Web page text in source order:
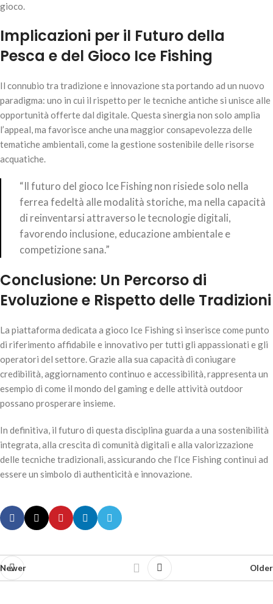
gioco.
Implicazioni per il Futuro della
Pesca e del Gioco Ice Fishing
Il connubio tra tradizione e innovazione sta portando ad un nuovo
paradigma: uno in cui il rispetto per le tecniche antiche si unisce alle
opportunità offerte dal digitale. Questa sinergia non solo amplia
l’appeal, ma favorisce anche una maggior consapevolezza delle
tematiche ambientali, come la gestione sostenibile delle risorse
acquatiche.
“Il futuro del gioco Ice Fishing non risiede solo nella
ferrea fedeltà alle modalità storiche, ma nella capacità
di reinventarsi attraverso le tecnologie digitali,
favorendo inclusione, educazione ambientale e
competizione sana.”
Conclusione: Un Percorso di
Evoluzione e Rispetto delle Tradizioni
La piattaforma dedicata a gioco Ice Fishing si inserisce come punto
di riferimento affidabile e innovativo per tutti gli appassionati e gli
operatori del settore. Grazie alla sua capacità di coniugare
credibilità, aggiornamento continuo e accessibilità, rappresenta un
esempio di come il mondo del gaming e delle attività outdoor
possano prosperare insieme.
In definitiva, il futuro di questa disciplina guarda a una sostenibilità
integrata, alla crescita di comunità digitali e alla valorizzazione
delle tecniche tradizionali, assicurando che l’Ice Fishing continui ad
essere un simbolo di authenticità e innovazione.
Newer Older